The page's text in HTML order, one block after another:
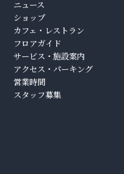
ニュース
ショップ
カフェ・レストラン
フロアガイド
サービス・施設案内
アクセス・パーキング
営業時間
スタッフ募集